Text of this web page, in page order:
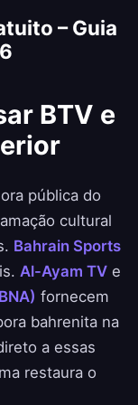
United– Guia
BTV e
pública do
cultural
Bahrain Sports
Al-Ayam TV e
fornecem
bahrenita na
a essas
restaura o